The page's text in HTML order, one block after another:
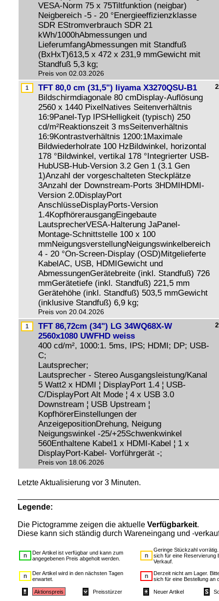
VESA-Norm 75 x 75Tiltfunktion (neigbar)
Neigbereich -5 - 20 °Energieeffizienzklasse
SDR EStromverbrauch SDR 21
kWh/1000hAbmessungen und
LieferumfangAbmessungen mit Standfuß
(BxHxT)613,5 x 472 x 231,9 mmGewicht mit
Standfuß 5,3 kg;
Preis von 02.03.2026
TFT 80,0 cm (31,5") Iiyama X3270QSU-B1
Bildschirmdiagonale 80 cmDisplay-Auflösung
2560 x 1440 PixelNatives Seitenverhältnis
16:9Panel-Typ IPSHelligkeit (typisch) 250
cd/m²Reaktionszeit 3 msSeitenverhältnis
16:9Kontrastverhältnis 1200:1Maximale
Bildwiederholrate 100 HzBildwinkel, horizontal
178 °Bildwinkel, vertikal 178 °Integrierter USB-
HubUSB-Hub-Version 3.2 Gen 1 (3.1 Gen
1)Anzahl der vorgeschalteten Steckplätze
3Anzahl der Downstream-Ports 3HDMIHDMI-
Version 2.0DisplayPort
AnschlüsseDisplayPorts-Version
1.4KopfhörerausgangEingebaute
LautsprecherVESA-Halterung JaPanel-
Montage-Schnittstelle 100 x 100
mmNeigungsverstellungNeigungswinkelbereich
4 - 20 °On-Screen-Display (OSD)Mitgelieferte
KabelAC, USB, HDMIGewicht und
AbmessungenGerätebreite (inkl. Standfuß) 726
mmGerätetiefe (inkl. Standfuß) 221,5 mm
Gerätehöhe (inkl. Standfuß) 503,5 mmGewicht
(inklusive Standfuß) 6,9 kg;
Preis von 20.04.2026
TFT 86,72cm (34") LG 34WQ68X-W
2560x1080 UWFHD weiss
400 cd/m², 1000:1. 5ms, IPS; HDMI; DP; USB-
C;
Lautsprecher;
Lautsprecher - Stereo Ausgangsleistung/Kanal
5 Watt2 x HDMI ¦ DisplayPort 1.4 ¦ USB-
C/DisplayPort Alt Mode ¦ 4 x USB 3.0
Downstream ¦ USB Upstream ¦
KopfhörerEinstellungen der
AnzeigepositionDrehung, Neigung
Neigungswinkel -25/+25Schwenkwinkel
560Enthaltene Kabel1 x HDMI-Kabel ¦ 1 x
DisplayPort-Kabel- Vorführgerät -;
Preis von 18.06.2026
Letzte Aktualisierung vor 3 Minuten.
Legende:
Die Pictogramme zeigen die aktuelle Verfügbarkeit.
Diese kann sich ständig durch Wareneingang und -
Der Artikel ist verfügbar und kann zum
angegebenen Preis abgeholt werden.
Geringe Stückzahl
sich für eine Reservierung
Verkauf.
Der Artikel wird in den nächsten Tagen
erwartet.
Derzeit nicht am Lager.
sich für eine Bestellung an
Aktionspreis Preisstürzer Neuer Artikel